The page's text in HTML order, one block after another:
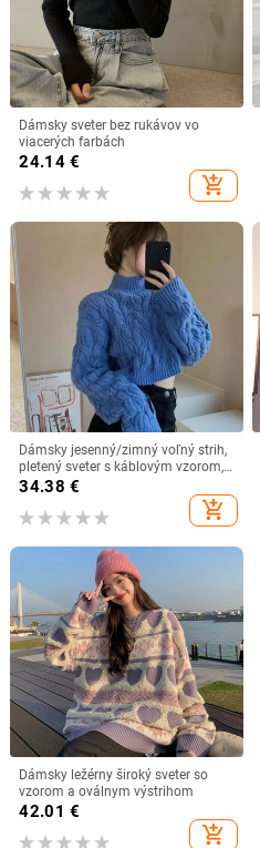
Dámsky sveter bez rukávov vo
viacerých farbách
24.14€
add_shopping_cart
Dámsky jesenný/zimný voľný strih,
pletený sveter s káblovým vzorom,
skrátený pletený top, teplý pulóver,
vrchné oblečenie, základná vrstva
topu
34.38 €
add_shopping_cart
Dámsky ležérny široký sveter so
vzorom a oválnym výstrihom
42.01 €
add_shopping_cart